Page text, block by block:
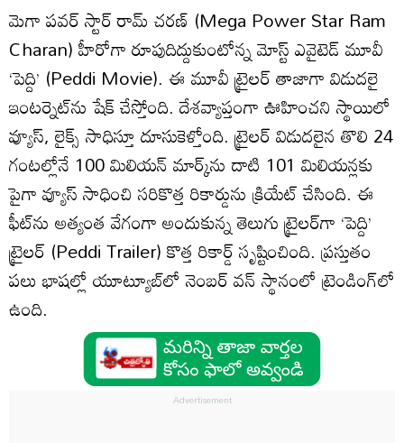
మెగా పవర్ స్టార్ రామ్ చరణ్ (Mega Power Star Ram
Charan) హీరోగా రూపుదిద్దుకుంటోన్న మోస్ట్ ఎవైటెడ్ మూవీ
‘పెద్ది’ (Peddi Movie). ఈ మూవీ ట్రైలర్ తాజాగా విడుదలై
ఇంటర్నెట్‌ను షేక్ చేస్తోంది. దేశవ్యాప్తంగా ఊహించని స్థాయిలో
వ్యూస్, లైక్స్ సాధిస్తూ దూసుకెళ్తోంది. ట్రైలర్ విడుదలైన తొలి 24
గంటల్లోనే 100 మిలియన్ మార్క్‌ను దాటి 101 మిలియన్లకు
పైగా వ్యూస్ సాధించి సరికొత్త రికార్డును క్రియేట్ చేసింది. ఈ
ఫీట్‌ను అత్యంత వేగంగా అందుకున్న తెలుగు ట్రైలర్‌గా ‘పెద్ది’
ట్రైలర్ (Peddi Trailer) కొత్త రికార్డ్ సృష్టించింది. ప్రస్తుతం
పలు భాషల్లో యూట్యూబ్‌లో నెంబర్ వన్ స్థానంలో ట్రెండింగ్‌లో
ఉంది.